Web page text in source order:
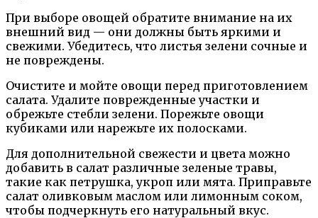
При выборе овощей обратите внимание на их
внешний вид — они должны быть яркими и
свежими. Убедитесь, что листья зелени сочные и
не повреждены.
Очистите и мойте овощи перед приготовлением
салата. Удалите поврежденные участки и
обрежьте стебли зелени. Порежьте овощи
кубиками или нарежьте их полосками.
Для дополнительной свежести и цвета можно
добавить в салат различные зеленые травы,
такие как петрушка, укроп или мята. Приправьте
салат оливковым маслом или лимонным соком,
чтобы подчеркнуть его натуральный вкус.